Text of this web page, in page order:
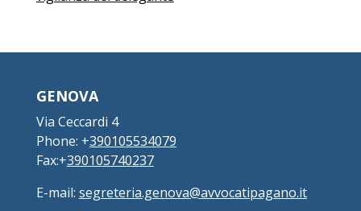
GENOVA
Via Ceccardi 4
Phone: +390105534079
Fax:+390105740237
E-mail: segreteria.genova@avvocatipagano.it